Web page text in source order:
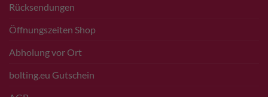
Rücksendungen
Öffnungszeiten Shop
Abholung vor Ort
bolting.eu Gutschein